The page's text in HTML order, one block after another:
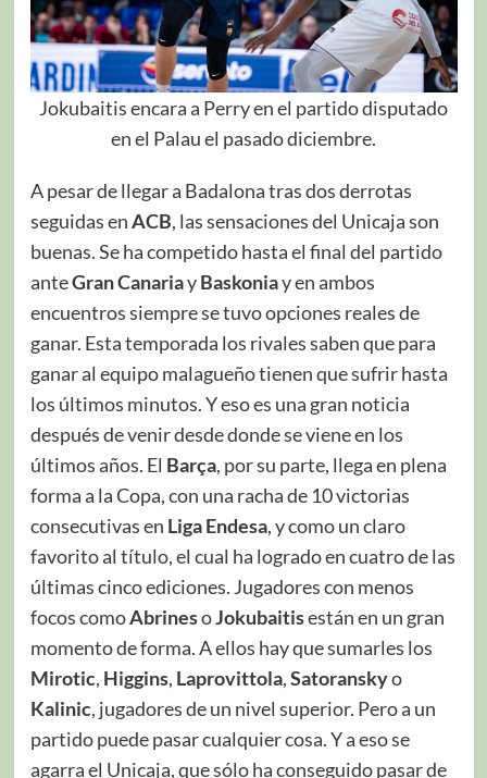
Jokubaitis encara a Perry en el partido disputado
en el Palau el pasado diciembre.
A pesar de llegar a Badalona tras dos derrotas
seguidas enACB, las sensaciones del Unicaja son
buenas. Se ha competido hasta el final del partido
anteGran CanariayBaskoniay en ambos
encuentros siempre se tuvo opciones reales de
ganar. Esta temporada los rivales saben que para
ganar al equipo malagueño tienen que sufrir hasta
los últimos minutos. Y eso es una gran noticia
después de venir desde donde se viene en los
últimos años. El Barça, por su parte, llega en plena
forma a la Copa, con una racha de 10 victorias
consecutivas en Liga Endesa, y como un claro
favorito al título, el cual ha logrado en cuatro de las
últimas cinco ediciones. Jugadores con menos
focos comoAbrinesoJokubaitisestán en un gran
momento de forma. A ellos hay que sumarles los
Mirotic, Higgins, Laprovittola,Satoranskyo
Kalinic, jugadores de un nivel superior. Pero a un
partido puede pasar cualquier cosa. Y a eso se
agarra el Unicaja, que sólo ha conseguido pasar de